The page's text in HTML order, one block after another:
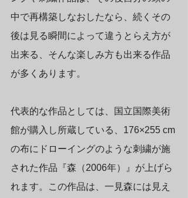
中で再構築しなおしたなら、続くその
後は見る瞬間によって違うとらえ方が
出来る、そんな楽しみ方も出来る作品
が多くあります。
代表的な作品としては、国立国際美術
館が購入し所蔵している、176×255 cm
の布にドローイングのような刺繍が施
された作品『森（2006年）』が上げら
れます。この作品は、一見森には見え